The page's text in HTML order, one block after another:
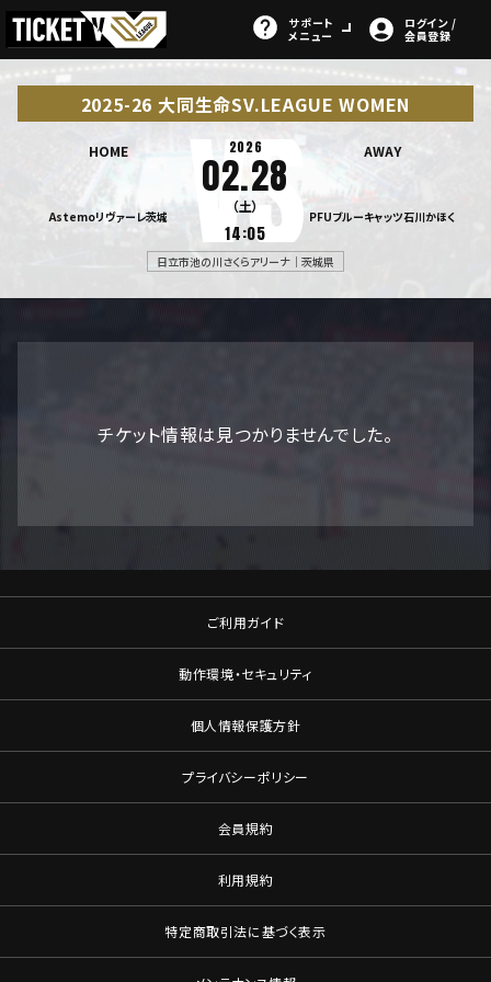
サポート
メニュー
ログイン /
会員登録
2025-26 大同生命SV.LEAGUE WOMEN
HOME
Astemoリヴァーレ茨城
2026
02.28
（土）
14:05
AWAY
PFUブルーキャッツ石川かほく
日立市池の川さくらアリーナ｜茨城県
チケット情報は見つかりませんでした。
ご利用ガイド
動作環境・セキュリティ
個人情報保護方針
プライバシーポリシー
会員規約
利用規約
特定商取引法に基づく表示